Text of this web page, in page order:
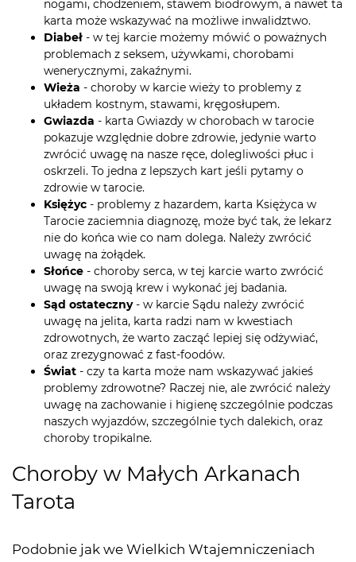
nogami, chodzeniem, stawem biodrowym, a nawet ta
karta może wskazywać na możliwe inwalidztwo.
Diabeł - w tej karcie możemy mówić o poważnych
problemach z seksem, używkami, chorobami
wenerycznymi, zakaźnymi.
Wieża - choroby w karcie wieży to problemy z
układem kostnym, stawami, kręgosłupem.
Gwiazda - karta Gwiazdy w chorobach w tarocie
pokazuje względnie dobre zdrowie, jedynie warto
zwrócić uwagę na nasze ręce, dolegliwości płuc i
oskrzeli. To jedna z lepszych kart jeśli pytamy o
zdrowie w tarocie.
Księżyc - problemy z hazardem, karta Księżyca w
Tarocie zaciemnia diagnozę, może być tak, że lekarz
nie do końca wie co nam dolega. Należy zwrócić
uwagę na żołądek.
Słońce - choroby serca, w tej karcie warto zwrócić
uwagę na swoją krew i wykonać jej badania.
Sąd ostateczny- w karcie Sądu należy zwrócić
uwagę na jelita, karta radzi nam w kwestiach
zdrowotnych, że warto zacząć lepiej się odżywiać,
oraz zrezygnować z fast-foodów.
Świat - czy ta karta może nam wskazywać jakieś
problemy zdrowotne? Raczej nie, ale zwrócić należy
uwagę na zachowanie i higienę szczególnie podczas
naszych wyjazdów, szczególnie tych dalekich, oraz
choroby tropikalne.
Choroby w Małych Arkanach
Tarota
Podobnie jak we Wielkich Wtajemniczeniach